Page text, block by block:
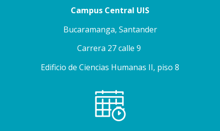
Campus Central UIS
Bucaramanga, Santander
Carrera 27 calle 9
Edificio de Ciencias Humanas II, piso 8